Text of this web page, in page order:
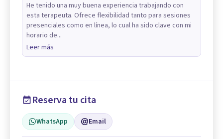
He tenido una muy buena experiencia trabajando con
esta terapeuta. Ofrece flexibilidad tanto para sesiones
presenciales como en línea, lo cual ha sido clave con mi
horario de...
Leer más
Reserva tu cita
WhatsApp Email